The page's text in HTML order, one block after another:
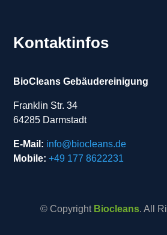
Kontaktinfos
BioCleans Gebäudereinigung
Franklin Str. 34
64285 Darmstadt
E-Mail: info@biocleans.de
Mobile: +49 177 8622231
© Copyright Biocleans. All